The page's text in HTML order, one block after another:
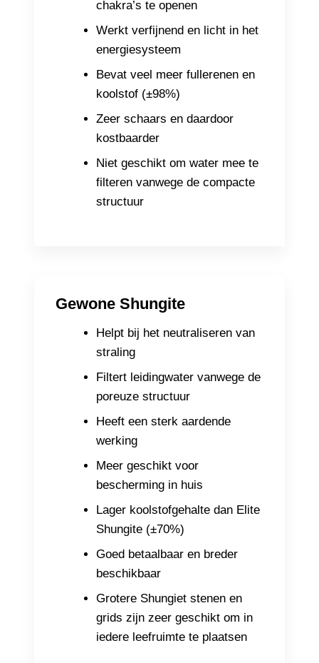
chakra’s te openen
Werkt verfijnend en licht in het
energiesysteem
Bevat veel meer fullerenen en
koolstof (±98%)
Zeer schaars en daardoor
kostbaarder
Niet geschikt om water mee te
filteren vanwege de compacte
structuur
Gewone Shungite
Helpt bij het neutraliseren van
straling
Filtert leidingwater vanwege de
poreuze structuur
Heeft een sterk aardende
werking
Meer geschikt voor
bescherming in huis
Lager koolstofgehalte dan Elite
Shungite (±70%)
Goed betaalbaar en breder
beschikbaar
Grotere Shungiet stenen en
grids zijn zeer geschikt om in
iedere leefruimte te plaatsen